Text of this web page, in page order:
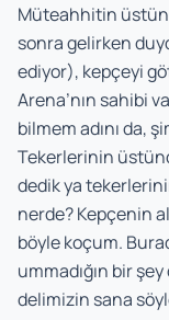
Müteahhitin
sonra gelirken
ediyor), kepçeyi
Arena’nın sahibi
bilmem adını da,
Tekerlerinin
dedik ya
nerde? Kepçenin
böyle koçum.
ummadığın bir
delimizin sana